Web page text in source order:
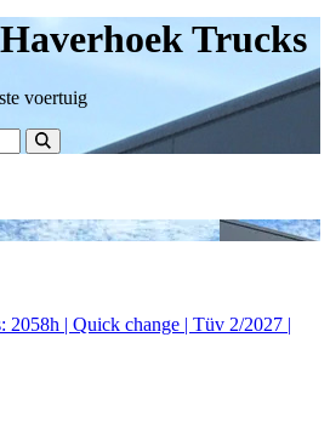
Trucks
voertuig
Trucks
voertuig
Trucks
voertuig
Trucks
voertuig
2058h | Quick change | Tüv 2/2027 |